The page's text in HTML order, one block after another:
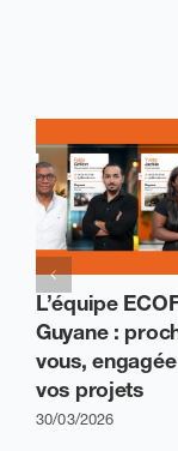
L’équipe
Guyane :
vous,
vos projets
30/03/2026